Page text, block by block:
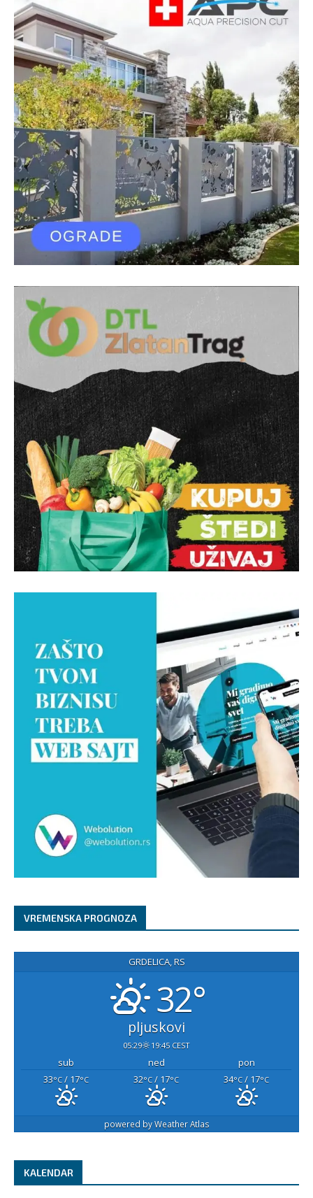
VREMENSKA PROGNOZA
GRDELICA, RS
32°
pljuskovi
05:29 19:45 CEST
sub ned
pon
33°C / 17°C 32°C / 17°C 34°C / 17°C
powered byWeather Atlas
KALENDAR